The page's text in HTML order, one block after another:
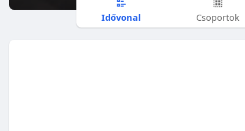
Idővonal Csoportok